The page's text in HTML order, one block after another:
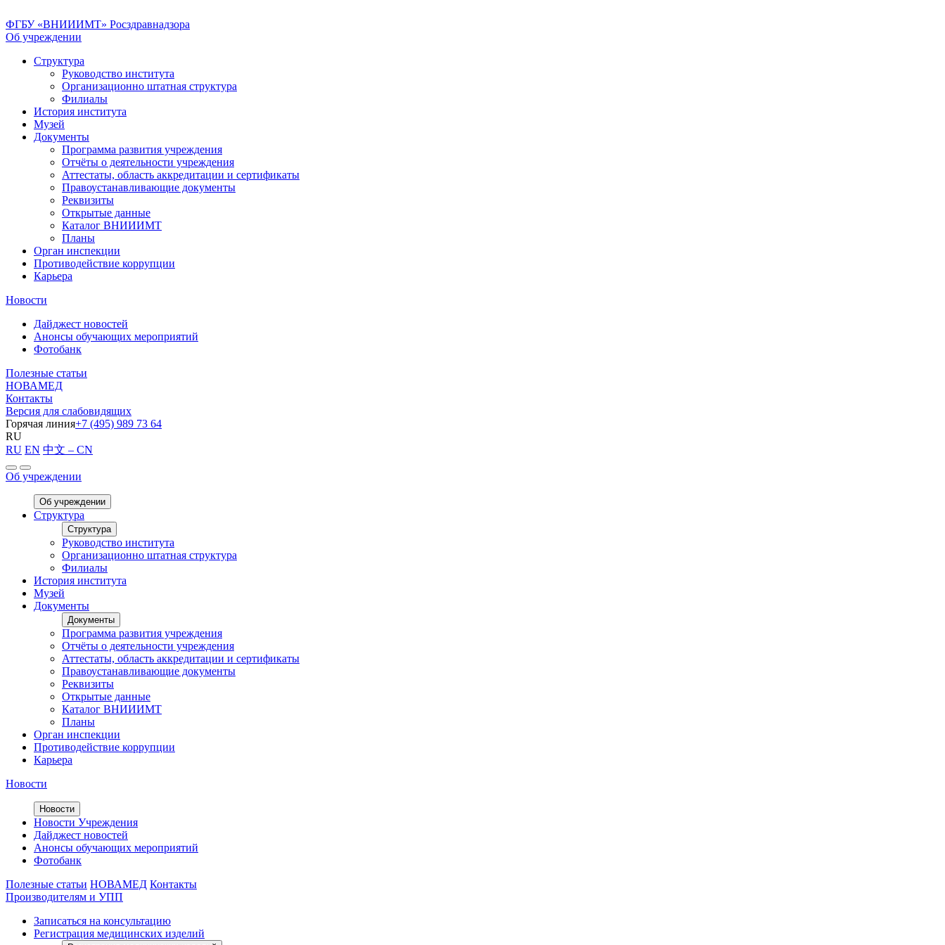
ФГБУ «ВНИИИМТ» Росздравнадзора
Об учреждении
Структура
Руководство института
Организационно штатная структура
Филиалы
История института
Музей
Документы
Программа развития учреждения
Отчёты о деятельности учреждения
Аттестаты, область аккредитации и сертификаты
Правоустанавливающие документы
Реквизиты
Открытые данные
Каталог ВНИИИМТ
Планы
Орган инспекции
Противодействие коррупции
Карьера
Новости
Дайджест новостей
Анонсы обучающих мероприятий
Фотобанк
Полезные статьи
НОВАМЕД
Контакты
Версия для слабовидящих
Горячая линия+7 (495) 989 73 64
RU
RU EN 中文 – CN
Об учреждении
Об учреждении
Структура
Структура
Руководство института
Организационно штатная структура
Филиалы
История института
Музей
Документы
Документы
Программа развития учреждения
Отчёты о деятельности учреждения
Аттестаты, область аккредитации и сертификаты
Правоустанавливающие документы
Реквизиты
Открытые данные
Каталог ВНИИИМТ
Планы
Орган инспекции
Противодействие коррупции
Карьера
Новости
Новости
Новости Учреждения
Дайджест новостей
Анонсы обучающих мероприятий
Фотобанк
Полезные статьи НОВАМЕД Контакты
Производителям и УПП
Записаться на консультацию
Регистрация медицинских изделий